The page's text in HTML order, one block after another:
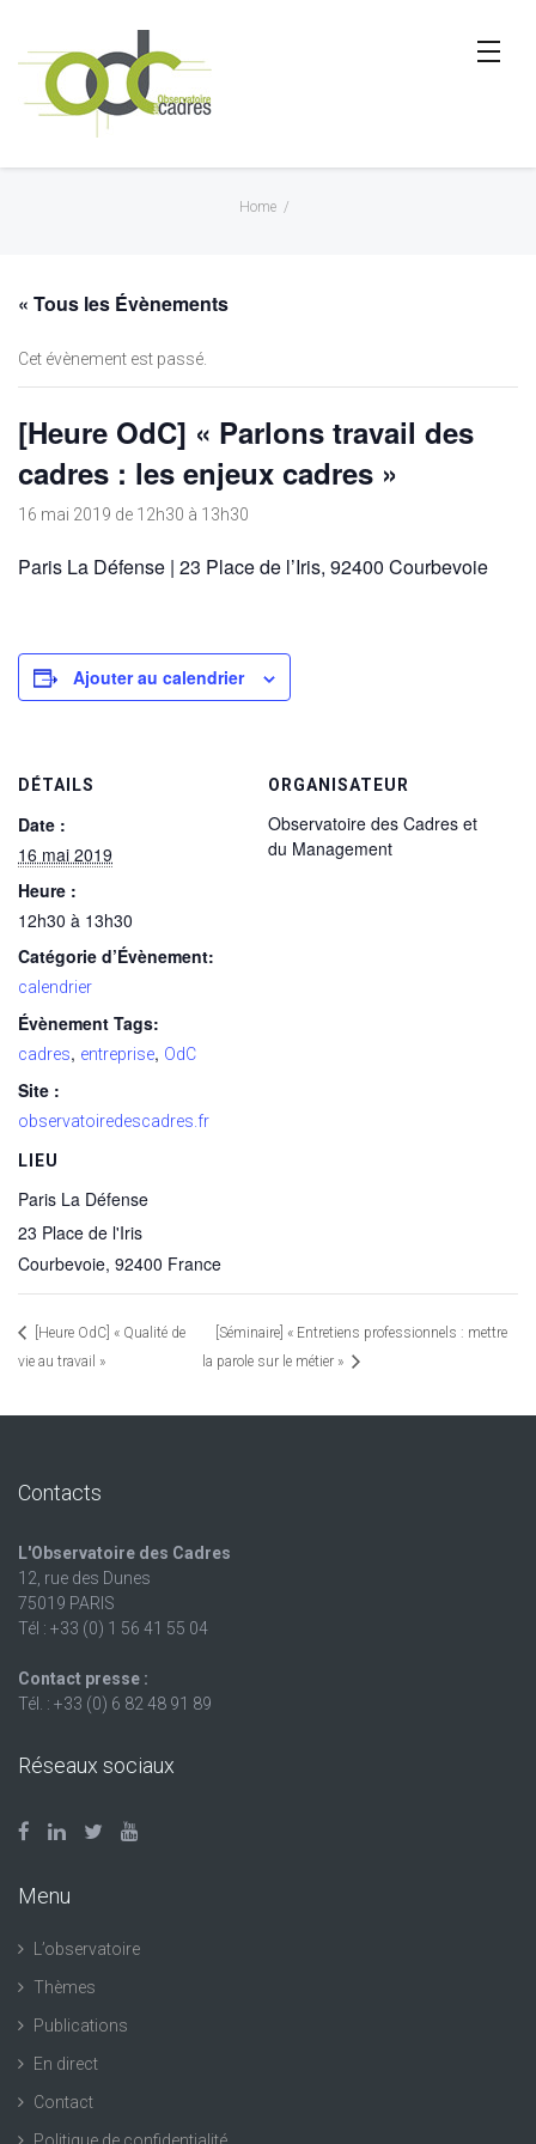
Home /
« Tous les Évènements
Cet évènement est passé.
[Heure OdC] « Parlons travail des
cadres : les enjeux cadres »
16 mai 2019 de 12h30 à 13h30
Paris La Défense | 23 Place de l’Iris, 92400 Courbevoie
Ajouter au calendrier
DÉTAILS
Date :
16 mai 2019
Heure :
12h30 à 13h30
Catégorie d’Évènement:
calendrier
Évènement Tags:
cadres, entreprise, OdC
Site :
observatoiredescadres.fr
LIEU
Paris La Défense
23 Place de l'Iris
Courbevoie, 92400 France
ORGANISATEUR
Observatoire des Cadres et
du Management
[Heure OdC] « Qualité de
vie au travail »
[Séminaire] « Entretiens professionnels : mettre
la parole sur le métier »
Contacts
L'Observatoire des Cadres
12, rue des Dunes
75019 PARIS
Tél : +33 (0) 1 56 41 55 04
Contact presse :
Tél. : +33 (0) 6 82 48 91 89
Réseaux sociaux
Menu
L’observatoire
Thèmes
Publications
En direct
Contact
Politique de confidentialité